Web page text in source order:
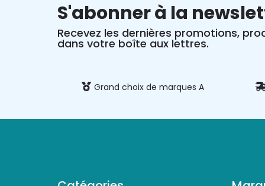
S'abonner à la
Recevez les dernières promotions,
dans votre boîte aux lettres.
Grand choix de marques A